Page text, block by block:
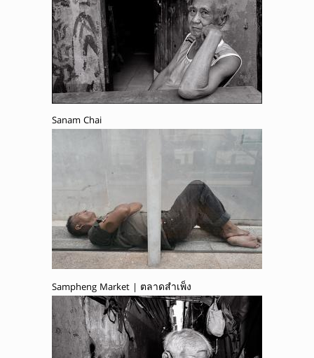
Sanam Chai
Sampheng Market | ตลาดสำเพ็ง